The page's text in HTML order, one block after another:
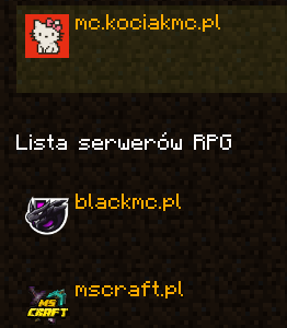
mc.kociakmc.pl
Lista serwerów RPG
blackmc.pl
mscraft.pl